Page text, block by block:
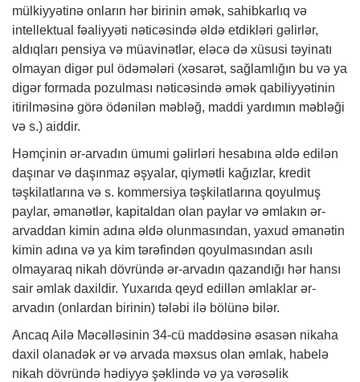
mülkiyyətinə onların hər birinin əmək, sahibkarlıq və
intellektual fəaliyyəti nəticəsində əldə etdikləri gəlirlər,
aldıqları pensiya və müavinətlər, eləcə də xüsusi təyinatı
olmayan digər pul ödəmələri (xəsarət, sağlamlığın bu və ya
digər formada pozulması nəticəsində əmək qabiliyyətinin
itirilməsinə görə ödənilən məbləğ, maddi yardımın məbləği
və s.) aiddir.
Həmçinin ər-arvadın ümumi gəlirləri hesabına əldə edilən
daşınar və daşınmaz əşyalar, qiymətli kağızlar, kredit
təşkilatlarına və s. kommersiya təşkilatlarına qoyulmuş
paylar, əmanətlər, kapitaldan olan paylar və əmlakın ər-
arvaddan kimin adına əldə olunmasından, yaxud əmanətin
kimin adına və ya kim tərəfindən qoyulmasından asılı
olmayaraq nikah dövründə ər-arvadın qazandığı hər hansı
sair əmlak daxildir. Yuxarıda qeyd edillən əmlaklar ər-
arvadın (onlardan birinin) tələbi ilə bölünə bilər.
Ancaq Ailə Məcəlləsinin 34-cü maddəsinə əsasən nikaha
daxil olanadək ər və arvada məxsus olan əmlak, habelə
nikah dövründə hədiyyə şəklində və ya vərəsəlik